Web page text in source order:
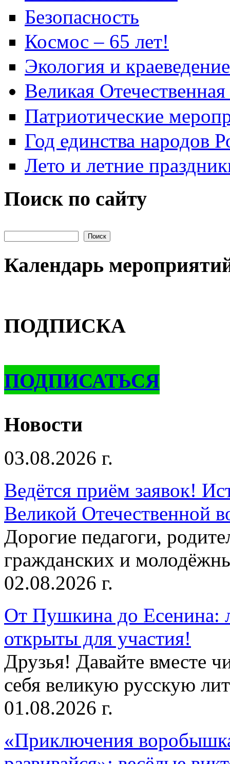
Безопасность
Космос – 65 лет!
Экология и краеведение
Великая
Патриотические
Год единства народов
Лето и летние
Поиск по сайту
Календарь
ПОДПИСКА
ПОДПИСАТЬСЯ
Новости
03.08.2026 г.
Ведётся приём заявок!
Великой Отечественной
Дорогие педагоги,
гражданских и
02.08.2026 г.
От Пушкина до Есенина:
открыты для участия!
Друзья! Давайте вместе
себя великую русскую
01.08.2026 г.
«Приключения